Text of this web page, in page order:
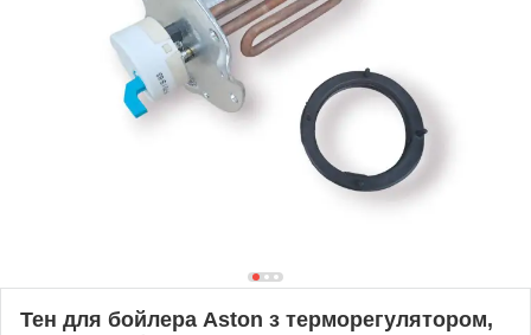
Тен для бойлера Aston з терморегулятором,